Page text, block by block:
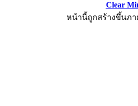
Clear
หน้านี้ถูกสร้างขึ้นภา